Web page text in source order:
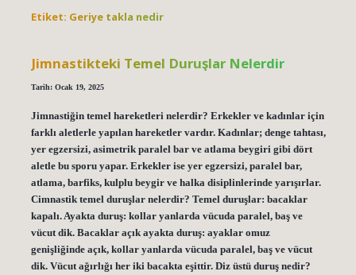
Etiket: Geriye takla nedir
Jimnastikteki Temel Duruşlar Nelerdir
Tarih: Ocak 19, 2025
Jimnastiğin temel hareketleri nelerdir? Erkekler ve kadınlar için
farklı aletlerle yapılan hareketler vardır. Kadınlar; denge tahtası,
yer egzersizi, asimetrik paralel bar ve atlama beygiri gibi dört
aletle bu sporu yapar. Erkekler ise yer egzersizi, paralel bar,
atlama, barfiks, kulplu beygir ve halka disiplinlerinde yarışırlar.
Cimnastik temel duruşlar nelerdir? Temel duruşlar: bacaklar
kapalı. Ayakta duruş: kollar yanlarda vücuda paralel, baş ve
vücut dik. Bacaklar açık ayakta duruş: ayaklar omuz
genişliğinde açık, kollar yanlarda vücuda paralel, baş ve vücut
dik. Vücut ağırlığı her iki bacakta eşittir. Diz üstü duruş nedir?